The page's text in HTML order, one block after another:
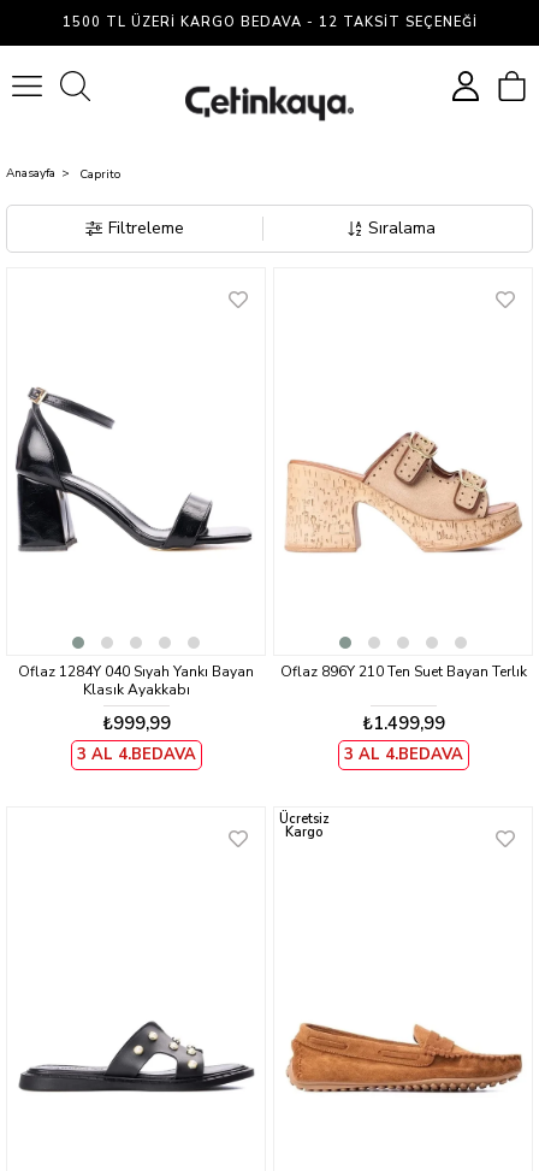
1500 TL ÜZERI KARGO BEDAVA - 12 TAKSIT SEÇENEĞI
Anasayfa Caprito
Filtreleme Sıralama
Oflaz 1284Y 040 Sıyah Yankı Bayan
Klasık Ayakkabı
₺999,99
3 AL 4.BEDAVA
Oflaz 896Y 210 Ten Suet Bayan Terlık
₺1.499,99
3 AL 4.BEDAVA
Ücretsiz
Kargo
Caprito